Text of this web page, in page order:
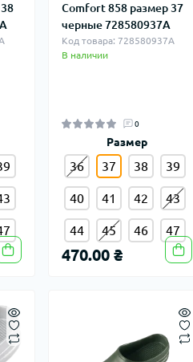
Comfort 858 размер 37
черные 728580937A
Код товара: 728580937A
В наличии
0
Размер
36 37 38 39
40 41 42 43
44 45 46 47
470.00 ₴